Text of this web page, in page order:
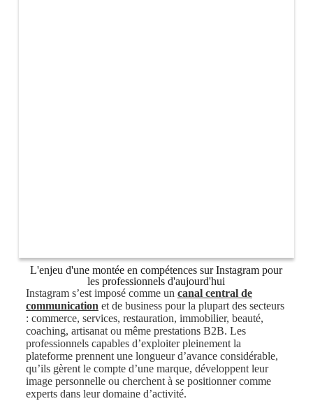
L'enjeu d'une montée en compétences sur Instagram pour
les professionnels d'aujourd'hui
Instagram s’est imposé comme un canal central de
communication et de business pour la plupart des secteurs
: commerce, services, restauration, immobilier, beauté,
coaching, artisanat ou même prestations B2B. Les
professionnels capables d’exploiter pleinement la
plateforme prennent une longueur d’avance considérable,
qu’ils gèrent le compte d’une marque, développent leur
image personnelle ou cherchent à se positionner comme
experts dans leur domaine d’activité.